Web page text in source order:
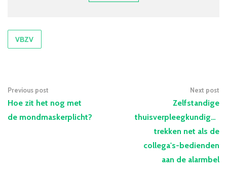
VBZV
Previous post
Hoe zit het nog met
de mondmaskerplicht?
Next post
Zelfstandige
thuisverpleegkundigen
trekken net als de
collega's-bedienden
aan de alarmbel